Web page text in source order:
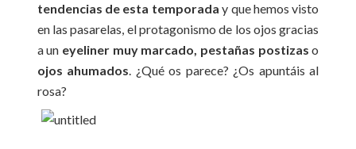
tendencias de esta temporada y que hemos visto
en las pasarelas, el protagonismo de los ojos gracias
a un eyeliner muy marcado, pestañas postizas o
ojos ahumados. ¿Qué os parece? ¿Os apuntáis al
rosa?